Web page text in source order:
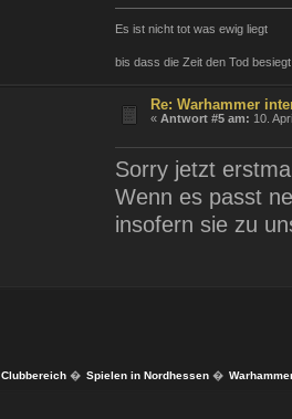
Es ist nicht tot was ewig liegt
bis dass die Zeit den Tod
Re: Warhammer
«Antwort #5 am: 10.
Sorry jetzt
Wenn es passt
insofern sie zu
Clubbereich� Spielen in Nordhessen�